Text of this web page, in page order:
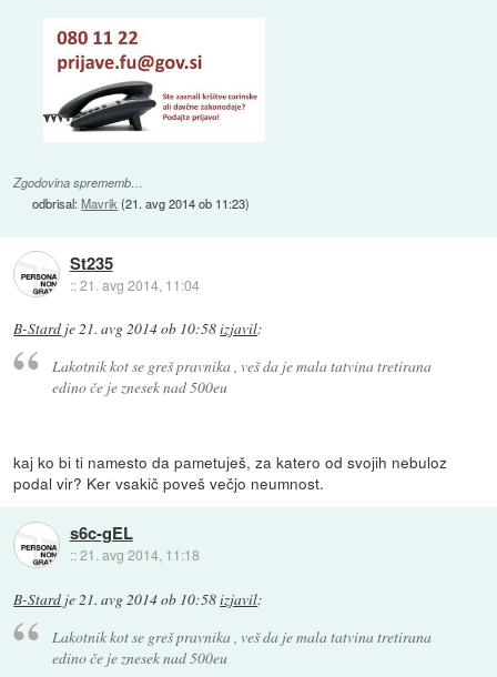
Zgodovina sprememb…
odbrisal:Mavrik (21. avg 2014 ob 11:23)
St235
::21. avg 2014, 11:04
B-Stard je21. avg 2014 ob 10:58izjavil:
Lakotnik kot se greš pravnika , veš da je mala tatvina tretirana
edino če je znesek nad 500eu
kaj ko bi ti namesto da pametuješ, za katero od svojih nebuloz
podal vir? Ker vsakič poveš večjo neumnost.
s6c-gEL
::21. avg 2014, 11:18
B-Stard je21. avg 2014 ob 10:58izjavil:
Lakotnik kot se greš pravnika , veš da je mala tatvina tretirana
edino če je znesek nad 500eu